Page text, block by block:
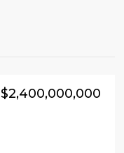
$2,400,000,000